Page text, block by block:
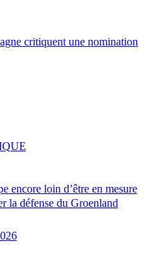
critiquent une nomination
encore loin d’être en mesure
la défense du Groenland